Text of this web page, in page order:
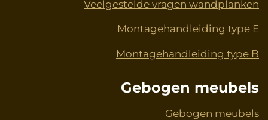
Veelgestelde vragen wandplanken
Montagehandleiding type E
Montagehandleiding type B
Gebogen meubels
Gebogen meubels